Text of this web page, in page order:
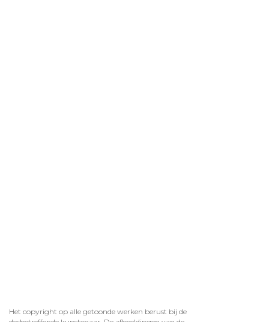
Het copyright op alle getoonde werken berust bij de